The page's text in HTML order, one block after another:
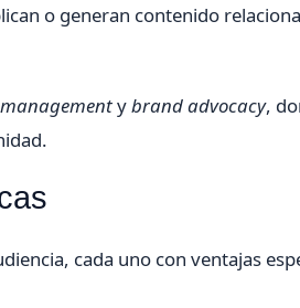
o generan contenido
ybrand advocacy,
cada uno con ventajas